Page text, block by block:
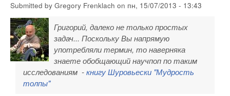
Submitted by Gregory Frenklach on пн, 15/07/2013 - 13:43
Григорий, далеко не только простых
задач... Поскольку Вы напрямую
употребляли термин, то наверняка
знаете обобщающий научпоп по таким
исследованиям -книгу Шуровьески "Мудрость
толпы"